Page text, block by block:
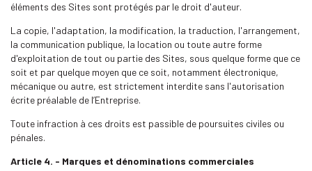
éléments des Sites sont protégés par le droit d'auteur.
La copie, l'adaptation, la modification, la traduction, l'arrangement,
la communication publique, la location ou toute autre forme
d'exploitation de tout ou partie des Sites, sous quelque forme que ce
soit et par quelque moyen que ce soit, notamment électronique,
mécanique ou autre, est strictement interdite sans l'autorisation
écrite préalable de l’Entreprise.
Toute infraction à ces droits est passible de poursuites civiles ou
pénales.
Article 4. - Marques et dénominations commerciales